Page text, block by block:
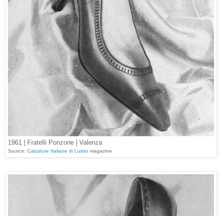
1961 | Fratelli Ponzone | Valenza
Source: Calzature Italiane di Lusso magazine